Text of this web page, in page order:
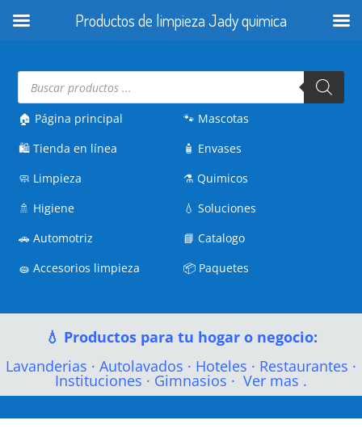
Búsqueda
productos
🏠 Página principal
🛍️Tienda en línea
🧼 Limpieza
🚿 Higiene
🚗Automotriz
🧽Accesorios limpieza
🐾 Mascotas
🧴 Envases
⚗️Quimicos
💧Soluciones
📘Catalogo
📦 Paquetes
💧 Productos para tu hogar o negocio:
Lavanderias · Autolavados · Hoteles · Restaurantes ·
Instituciones · Gimnasios · Ver mas .
Productos de limpieza Jady quimica